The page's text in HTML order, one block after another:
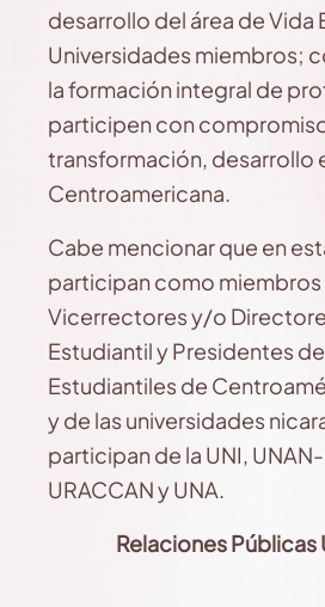
desarrollo del área de Vida
Universidades miembros;
la formación integral de
participen con
transformación, desarrollo
Centroamericana.
Cabe mencionar que en
participan como miembros
Vicerrectores y/o
Estudiantil y Presidentes
Estudiantiles de
y de las universidades
participan de la UNI,
URACCAN y UNA.
Relaciones Públicas